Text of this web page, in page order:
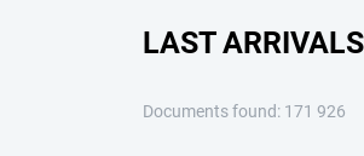
LAST ARRIVALS
Documents found: 171 926